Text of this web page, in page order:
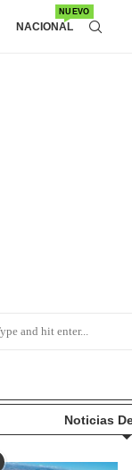
NACIONAL
NUEVO
Noticias